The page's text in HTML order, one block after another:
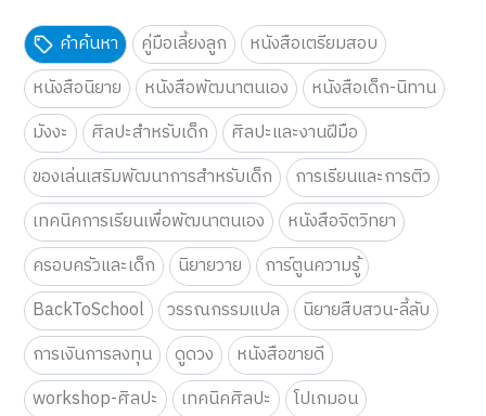
คำค้นหา คู่มือเลี้ยงลูก
หนังสือเตรียมสอบ
หนังสือนิยาย
หนังสือพัฒนาตนเอง
หนังสือเด็ก-นิทาน
มังงะ
ศิลปะสำหรับเด็ก
ศิลปะและงานฝีมือ
ของเล่นเสริมพัฒนาการสำหรับเด็ก
การเรียนและการติว
เทคนิคการเรียนเพื่อพัฒนาตนเอง
หนังสือจิตวิทยา
ครอบครัวและเด็ก
นิยายวาย
การ์ตูนความรู้
BackToSchool
วรรณกรรมแปล
นิยายสืบสวน-ลี้ลับ
การเงินการลงทุน
ดูดวง
หนังสือขายดี
workshop-ศิลปะ
เทคนิคศิลปะ
โปเกมอน